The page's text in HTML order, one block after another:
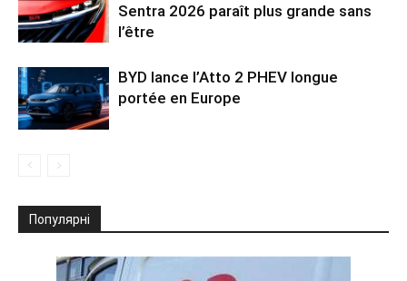
Sentra 2026 paraît plus grande sans
l’être
BYD lance l’Atto 2 PHEV longue
portée en Europe
Популярні